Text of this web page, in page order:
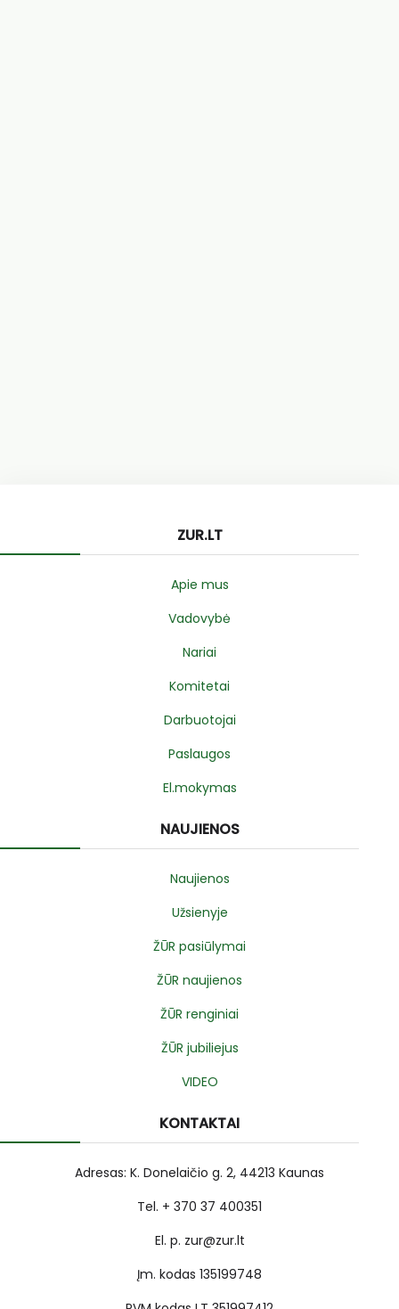
ZUR.LT
Apie mus
Vadovybė
Nariai
Komitetai
Darbuotojai
Paslaugos
El.mokymas
NAUJIENOS
Naujienos
Užsienyje
ŽŪR pasiūlymai
ŽŪR naujienos
ŽŪR renginiai
ŽŪR jubiliejus
VIDEO
KONTAKTAI
Adresas: K. Donelaičio g. 2, 44213 Kaunas
Tel. + 370 37 400351
El. p. zur@zur.lt
Įm. kodas 135199748